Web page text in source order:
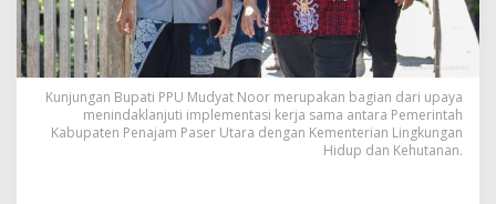
Kunjungan Bupati PPU Mudyat Noor merupakan bagian dari upaya
menindaklanjuti implementasi kerja sama antara Pemerintah
Kabupaten Penajam Paser Utara dengan Kementerian Lingkungan
Hidup dan Kehutanan.